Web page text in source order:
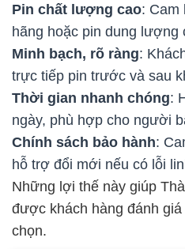
Pin chất lượng cao: Cam
hãng hoặc pin dung
Minh bạch, rõ ràng:
trực tiếp pin trước và sau
Thời gian nhanh chóng:
ngày, phù hợp cho người
Chính sách bảo hành:
hỗ trợ đổi mới nếu có lỗi
Những lợi thế này giúp
được khách hàng đánh
chọn.